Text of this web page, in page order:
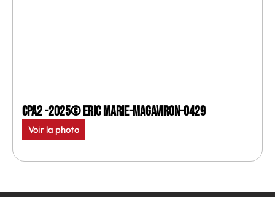
CPA2 -2025© Eric Marie-MagAviron-0429
Voir la photo